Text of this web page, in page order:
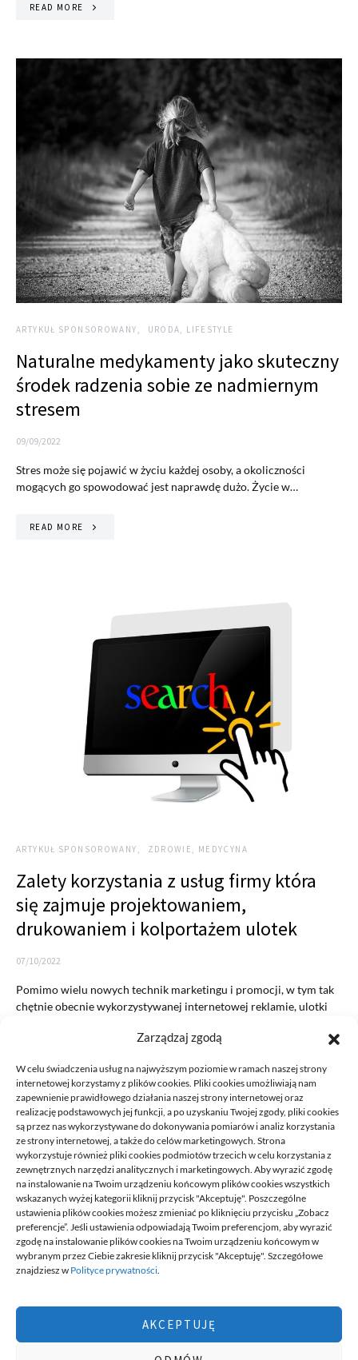
Zarządzaj zgodą
W celu świadczenia usług na najwyższym poziomie w ramach naszej strony
internetowej korzystamy z plików cookies. Pliki cookies umożliwiają nam
zapewnienie prawidłowego działania naszej strony internetowej oraz
realizację podstawowych jej funkcji, a po uzyskaniu Twojej zgody, pliki cookies
są przez nas wykorzystywane do dokonywania pomiarów i analiz korzystania
ze strony internetowej, a także do celów marketingowych. Strona
wykorzystuje również pliki cookies podmiotów trzecich w celu korzystania z
zewnętrznych narzędzi analitycznych i marketingowych. Aby wyrazić zgodę
na instalowanie na Twoim urządzeniu końcowym plików cookies wszystkich
wskazanych wyżej kategorii kliknij przycisk "Akceptuję". Poszczególne
ustawienia plików cookies możesz zmieniać po kliknięciu przycisku „Zobacz
preferencje”. Jeśli ustawienia odpowiadają Twoim preferencjom, aby wyrazić
zgodę na instalowanie plików cookies na Twoim urządzeniu końcowym w
wybranym przez Ciebie zakresie kliknij przycisk "Akceptuję". Szczegółowe
znajdziesz w Polityce prywatności.
AKCEPTUJĘ
READ MORE
ARTYKUŁ SPONSOROWANY URODA, LIFESTYLE
Naturalne medykamenty jako skuteczny
środek radzenia sobie ze nadmiernym
stresem
09/09/2022
Stres może się pojawić w życiu każdej osoby, a okoliczności
mogących go spowodować jest naprawdę dużo. Życie w…
READ MORE
ARTYKUŁ SPONSOROWANY ZDROWIE, MEDYCYNA
Zalety korzystania z usług firmy która
się zajmuje projektowaniem,
drukowaniem i kolportażem ulotek
07/10/2022
Pomimo wielu nowych technik marketingu i promocji, w tym tak
chętnie obecnie wykorzystywanej internetowej reklamie, ulotki
READ MORE
DECA /
Decato miejsce stworzone dla ludzi takich jak ty, miejsce, gdzie
możesz znaleźć wiele ciekawych informacji, na różne tematy,
informacji podzielonych na tematyczne kategorie. Dołącz do naszej
innymi ten serwis.
Chcesz do nas dołączyć, pisać teksty i dzielić się swoją wiedzą?